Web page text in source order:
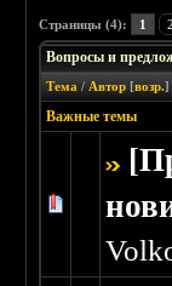
Страницы (4): 1 2
Вопросы и
Тема / Автор [возр.]
Важные темы
Голосов: 4